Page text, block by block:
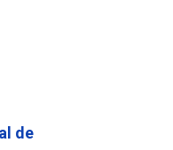
de